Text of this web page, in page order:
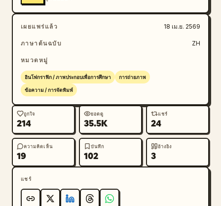
เผยแพร่แล้ว 18 เม.ย. 2569
ภาษาต้นฉบับ ZH
หมวดหมู่
อินโฟกราฟิก / ภาพประกอบเพื่อการศึกษา การถ่ายภาพ
ข้อความ / การจัดพิมพ์
ถูกใจ
214
ยอดดู
35.5K
แชร์
24
ความคิดเห็น
19
บันทึก
102
อ้างอิง
3
แชร์